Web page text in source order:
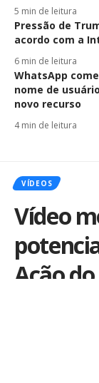
5 min de leitura
Pressão de
acordo com a
6 min de leitura
WhatsApp
nome de
novo recurso
4 min de leitura
VÍDEOS
Vídeo
Ação